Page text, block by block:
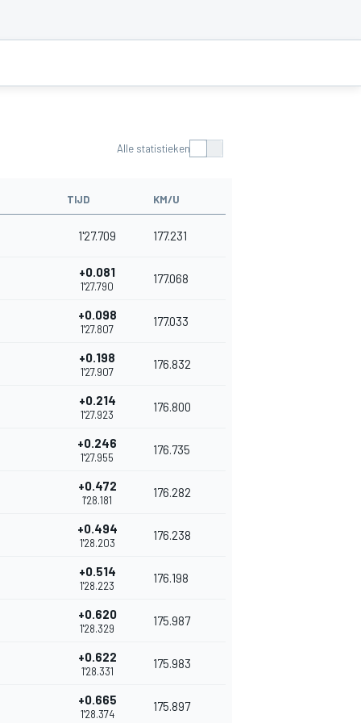
Alle statistieken
TIJD KM/U
1'27.709 177.231
+0.081
1'27.790
177.068
+0.098
1'27.807
177.033
+0.198
1'27.907
176.832
+0.214
1'27.923
176.800
+0.246
1'27.955
176.735
+0.472
1'28.181
176.282
+0.494
1'28.203
176.238
+0.514
1'28.223
176.198
+0.620
1'28.329
175.987
+0.622
1'28.331
175.983
+0.665
1'28.374
175.897